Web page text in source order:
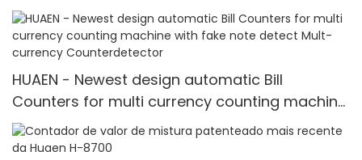
HUAEN - Newest design automatic Bill
Counters for multi currency counting machine
with fake note detect Mult-currency
Counter<000000>detector